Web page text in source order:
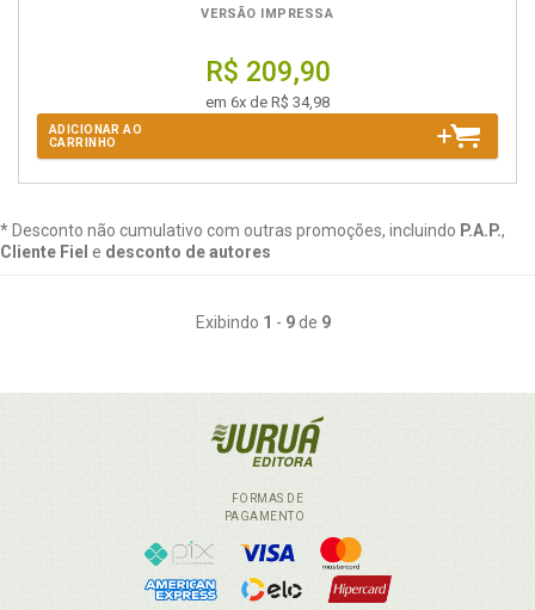
VERSÃO IMPRESSA
R$ 209,90
em 6x de R$ 34,98
ADICIONAR AO
CARRINHO
* Desconto não cumulativo com outras promoções, incluindo P.A.P.,
Cliente Fiel e desconto de autores
Exibindo 1 - 9de 9
FORMAS DE
PAGAMENTO